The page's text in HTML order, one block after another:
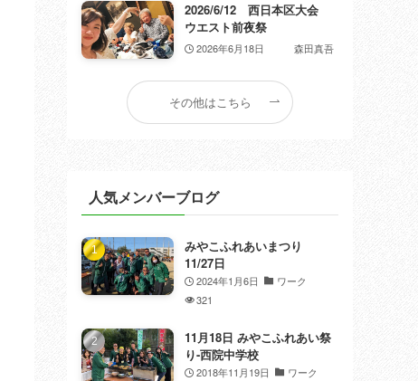
2026/6/12 西日本区大会
ウエスト前夜祭
2026年6月18日 森田真吾
その他はこちら
人気メンバーブログ
みやこふれあいまつり
11/27日
2024年1月6日
ワーク
321
11月18日 みやこふれあい祭
り-西院中学校
2018年11月19日
ワーク